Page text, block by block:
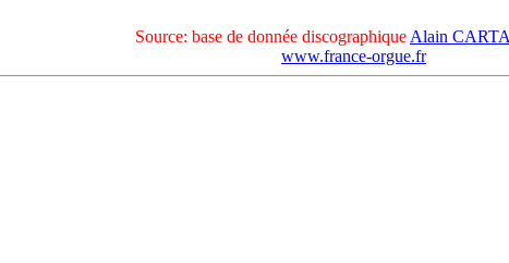
Source: base de donnée discographique Alain
www.france-orgue.fr